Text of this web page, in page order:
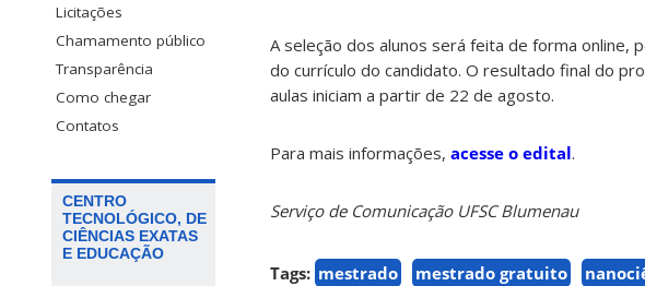
Licitações
Chamamento público
Transparência
Como chegar
Contatos
CENTRO
TECNOLÓGICO, DE
CIÊNCIAS EXATAS
E EDUCAÇÃO
A seleção dos alunos será feita de forma online,
do currículo do candidato. O resultado final do
aulas iniciam a partir de 22 de agosto.
Para mais informações, acesse o edital.
Serviço de Comunicação UFSC Blumenau
Tags: mestrado mestrado gratuito